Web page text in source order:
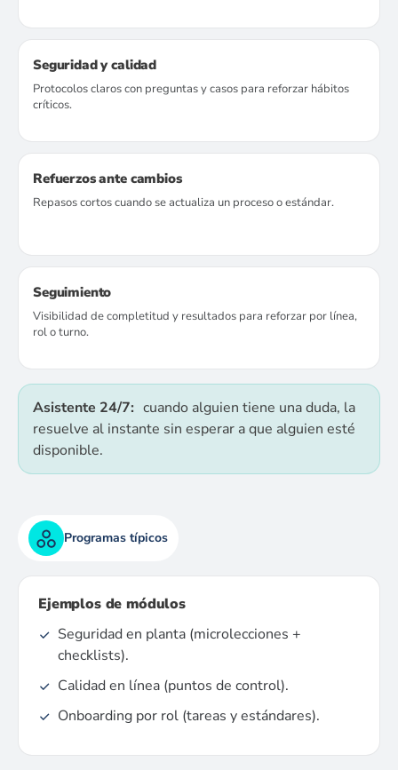
Seguridad y calidad
Protocolos claros con preguntas y casos para reforzar hábitos
críticos.
Refuerzos ante cambios
Repasos cortos cuando se actualiza un proceso o estándar.
Seguimiento
Visibilidad de completitud y resultados para reforzar por línea,
rol o turno.
Asistente 24/7: cuando alguien tiene una duda, la
resuelve al instante sin esperar a que alguien esté
disponible.
Programas típicos
Ejemplos de módulos
Seguridad en planta (microlecciones +
checklists).
Calidad en línea (puntos de control).
Onboarding por rol (tareas y estándares).